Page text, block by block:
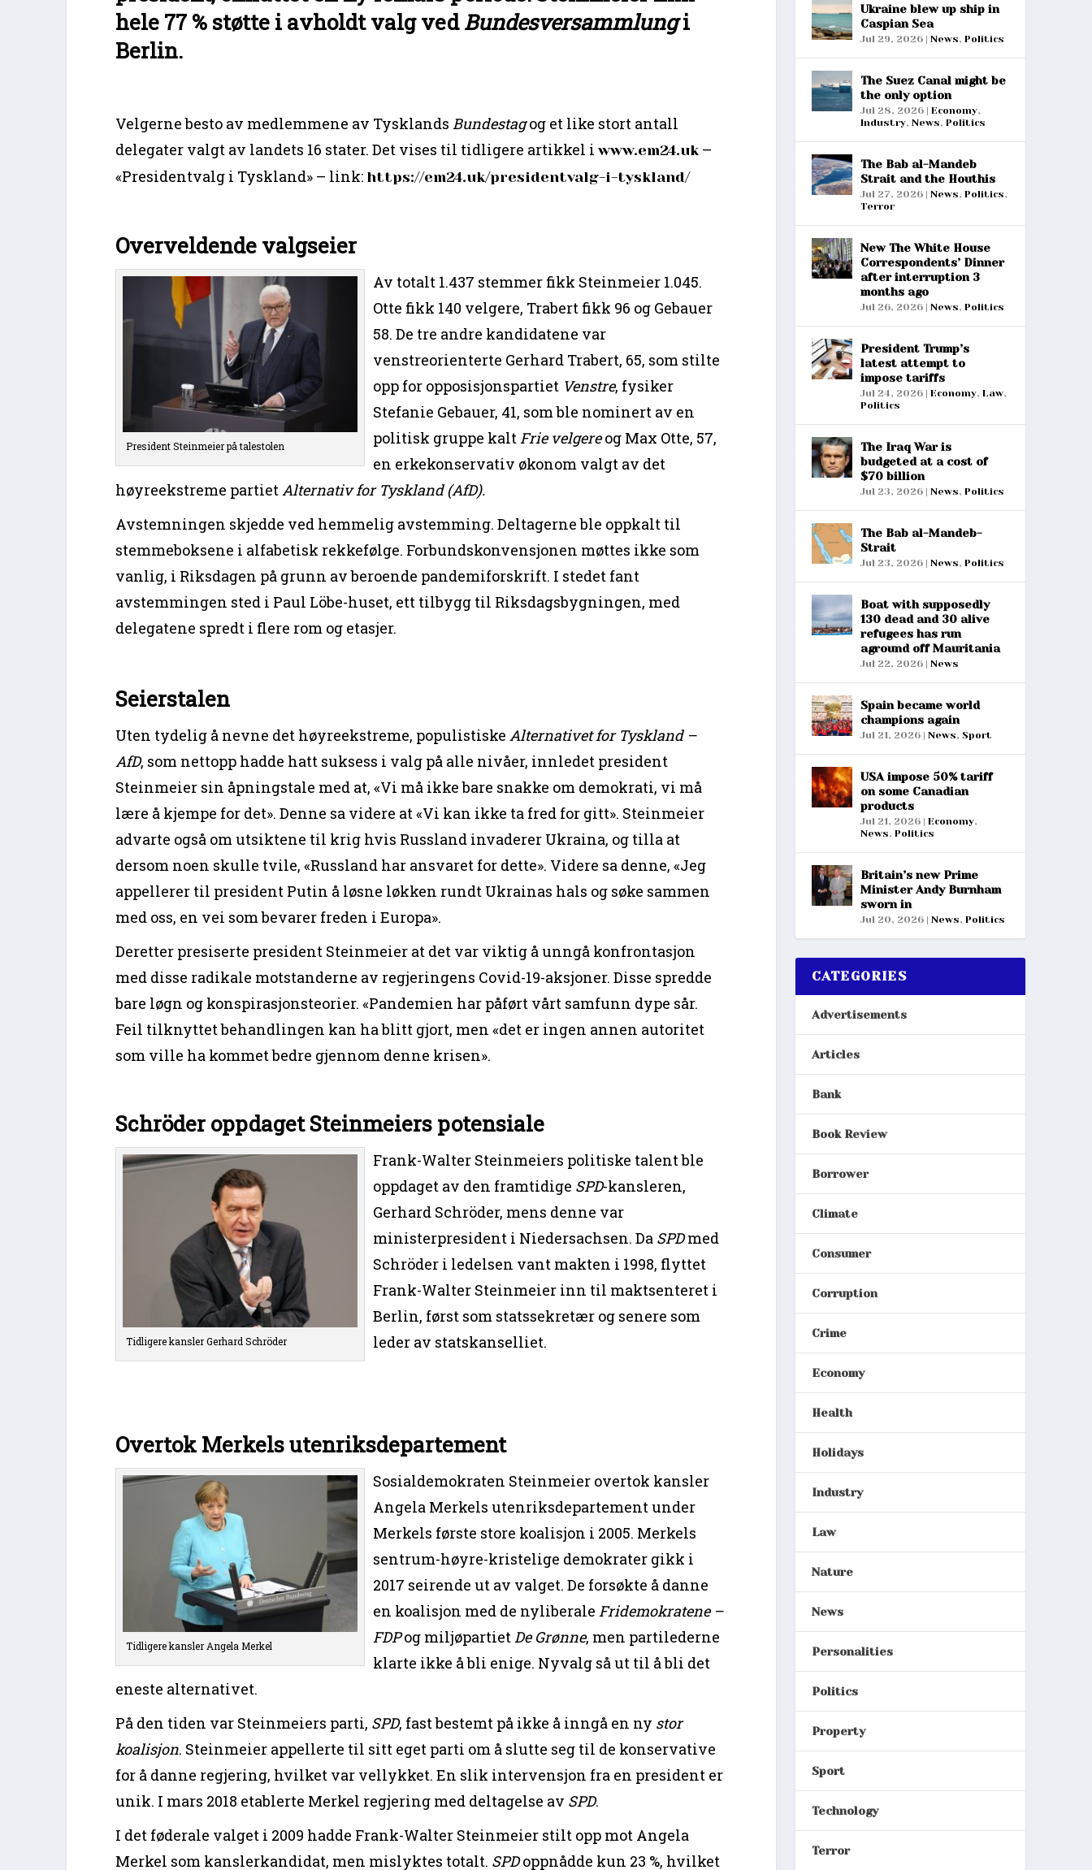
hele 77 % støtte i avholdt valg vedBundesversammlungi
Berlin.
Velgerne besto av medlemmene av TysklandsBundestagog et like stort antall
delegater valgt av landets 16 stater. Det vises til tidligere artikkel iwww.em24.uk–
«Presidentvalg i Tyskland» – link: https://em24.uk/presidentvalg-i-tyskland/
Overveldende valgseier
President Steinmeier på talestolen
Av totalt 1.437 stemmer fikk Steinmeier 1.045.
Otte fikk 140 velgere, Trabert fikk 96 og Gebauer
58. De tre andre kandidatene var
venstreorienterte Gerhard Trabert, 65, som stilte
opp for opposisjonspartiet Venstre, fysiker
Stefanie Gebauer, 41, som ble nominert av en
politisk gruppe kaltFrie velgereog Max Otte, 57,
en erkekonservativ økonom valgt av det
høyreekstreme partietAlternativ for Tyskland (AfD).
Avstemningen skjedde ved hemmelig avstemming. Deltagerne ble oppkalt til
stemmeboksene i alfabetisk rekkefølge. Forbundskonvensjonen møttes ikke som
vanlig, i Riksdagen på grunn av beroende pandemiforskrift. I stedet fant
avstemmingen sted i Paul Löbe-huset, ett tilbygg til Riksdagsbygningen, med
delegatene spredt i flere rom og etasjer.
Seierstalen
Uten tydelig å nevne det høyreekstreme, populistiskeAlternativet for Tyskland –
AfD, som nettopp hadde hatt suksess i valg på alle nivåer, innledet president
Steinmeier sin åpningstale med at, «Vi må ikke bare snakke om demokrati, vi må
lære å kjempe for det». Denne sa videre at «Vi kan ikke ta fred for gitt». Steinmeier
advarte også om utsiktene til krig hvis Russland invaderer Ukraina, og tilla at
dersom noen skulle tvile, «Russland har ansvaret for dette». Videre sa denne, «Jeg
appellerer til president Putin å løsne løkken rundt Ukrainas hals og søke sammen
med oss, ​​en vei som bevarer freden i Europa».
Deretter presiserte president Steinmeier at det var viktig å unngå konfrontasjon
med disse radikale motstanderne av regjeringens Covid-19-aksjoner. Disse spredde
bare løgn og konspirasjonsteorier. «Pandemien har påført vårt samfunn dype sår.
Feil tilknyttet behandlingen kan ha blitt gjort, men «det er ingen annen autoritet
som ville ha kommet bedre gjennom denne krisen».
Schröder oppdaget Steinmeiers potensiale
Tidligere kansler Gerhard Schröder
Frank-Walter Steinmeiers politiske talent ble
oppdaget av den framtidige SPD-kansleren,
Gerhard Schröder, mens denne var
ministerpresident i Niedersachsen. Da SPDmed
Schröder i ledelsen vant makten i 1998, flyttet
Frank-Walter Steinmeier inn til maktsenteret i
Berlin, først som statssekretær og senere som
leder av statskanselliet.
Overtok Merkels utenriksdepartement
Tidligere kansler Angela Merkel
Sosialdemokraten Steinmeier overtok kansler
Angela Merkels utenriksdepartement under
Merkels første store koalisjon i 2005. Merkels
sentrum-høyre-kristelige demokrater gikk i
2017 seirende ut av valget. De forsøkte å danne
en koalisjon med de nyliberaleFridemokratene –
FDPog miljøpartietDe Grønne, men partilederne
klarte ikke å bli enige. Nyvalg så ut til å bli det
eneste alternativet.
På den tiden var Steinmeiers parti, SPD, fast bestemt på ikke å inngå en ny stor
koalisjon. Steinmeier appellerte til sitt eget parti om å slutte seg til de konservative
for å danne regjering, hvilket var vellykket. En slik intervensjon fra en president er
unik. I mars 2018 etablerte Merkel regjering med deltagelse av SPD.
I det føderale valget i 2009 hadde Frank-Walter Steinmeier stilt opp mot Angela
Merkel som kanslerkandidat, men mislyktes totalt. SPDoppnådde kun 23 %, hvilket
Ukraine blew up ship in
Caspian Sea
Jul 29, 2026| News, Politics
The Suez Canal might be
the only option
Jul 28, 2026| Economy,
Industry, News, Politics
The Bab al-Mandeb
Strait and the Houthis
Jul 27, 2026| News, Politics,
Terror
New The White House
Correspondents’ Dinner
after interruption 3
months ago
Jul 26, 2026| News, Politics
President Trump’s
latest attempt to
impose tariffs
Jul 24, 2026| Economy, Law,
Politics
The Iraq War is
budgeted at a cost of
$70 billion
Jul 23, 2026| News, Politics
The Bab al-Mandeb-
Strait
Jul 23, 2026| News, Politics
Boat with supposedly
130 dead and 30 alive
refugees has run
aground off Mauritania
Jul 22, 2026| News
Spain became world
champions again
Jul 21, 2026| News, Sport
USA impose 50% tariff
on some Canadian
products
Jul 21, 2026| Economy,
News, Politics
Britain’s new Prime
Minister Andy Burnham
sworn in
Jul 20, 2026| News, Politics
CATEGORIES
Advertisements
Articles
Bank
Book Review
Borrower
Climate
Consumer
Corruption
Crime
Economy
Health
Holidays
Industry
Law
Nature
News
Personalities
Politics
Property
Sport
Technology
Terror